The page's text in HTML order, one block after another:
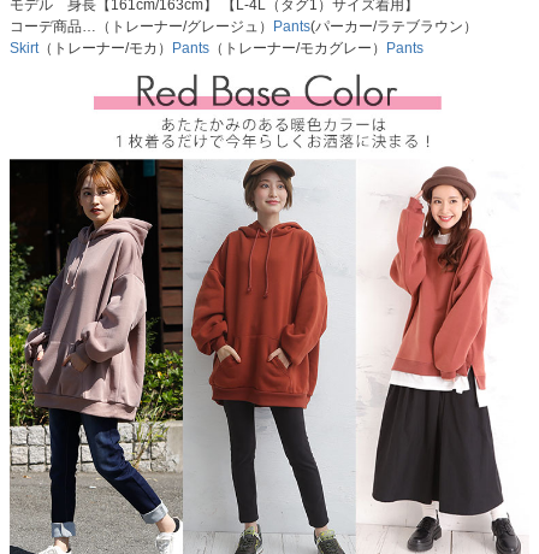
モデル 身長【161cm/163cm】 【L-4L（タグ1）サイズ着用】
コーデ商品…（トレーナー/グレージュ）
Pants(パーカー/ラテブラウン）
Skirt（トレーナー/モカ） Pants （トレーナー/モカグレー） Pants